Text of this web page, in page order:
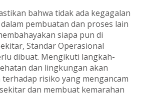
bahwa tidak ada kegagalan
pembuatan dan proses lain
siapa pun di
Standar Operasional
dibuat. Mengikuti langkah-
dan lingkungan akan
terhadap risiko yang mengancam
dan membuat kemarahan